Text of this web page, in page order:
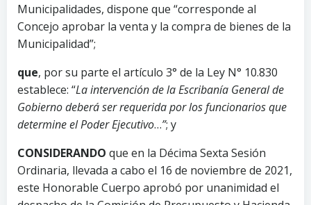
Municipalidades, dispone que “corresponde al
Concejo aprobar la venta y la compra de bienes de la
Municipalidad”;
que, por su parte el artículo 3° de la Ley N° 10.830
establece: “La intervención de la Escribanía General de
Gobierno deberá ser requerida por los funcionarios que
determine el Poder Ejecutivo…”; y
CONSIDERANDO que en la Décima Sexta Sesión
Ordinaria, llevada a cabo el 16 de noviembre de 2021,
este Honorable Cuerpo aprobó por unanimidad el